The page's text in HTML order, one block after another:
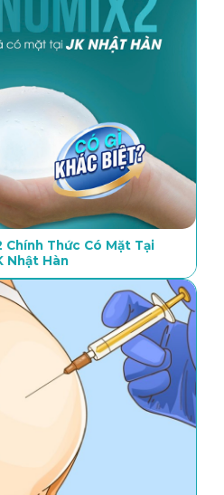
Thức Có Mặt Tại
Nhật Hàn